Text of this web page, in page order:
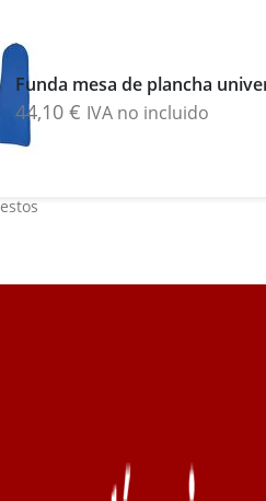
Funda mesa de plancha
44,10 € IVA no incluido